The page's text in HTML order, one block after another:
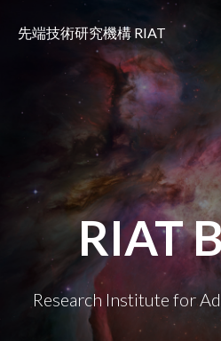
ン
ツ
へ
ス
キ
ッ
プ
先端技術研究機構 RIAT
RIAT
Research Institute for